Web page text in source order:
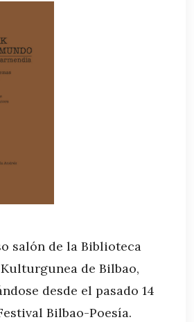
salón de la Biblioteca
de Bilbao,
desde el pasado 14
Bilbao-Poesía.